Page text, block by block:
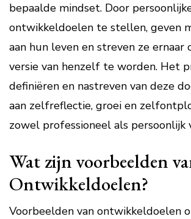
bepaalde mindset. Door
ontwikkeldoelen te stellen, geven
aan hun leven en streven ze ernaar
versie van henzelf te worden. Het
definiëren en nastreven van deze
aan zelfreflectie, groei en
zowel professioneel als persoonlijk
Wat zijn voorbeelden
Ontwikkeldoelen?
Voorbeelden van ontwikkeldoelen